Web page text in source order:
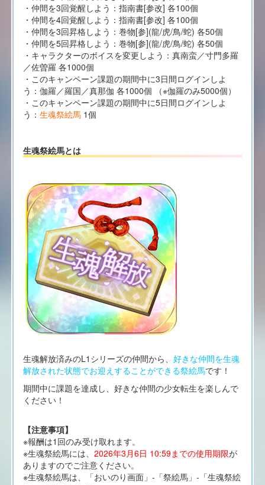
・仲間を3回覚醒しよう：指南書[参改] 各100個
・仲間を4回覚醒しよう：指南書[参改] 各100個
・仲間を3回昇格しよう：巻物[参](龍/虎/鳥/蛇) 各50個
・仲間を5回昇格しよう：巻物[参](龍/虎/鳥/蛇) 各50個
・キャラクターのボイスを変更しよう：真南蛮／寸門多羅
／佐曽羅 各1000個
・このキャンペーン課題の期間中に3日間ログインしよ
う：伽羅／羅国／真那伽 各1000個 （※伽羅のみ5000個）
・このキャンペーン課題の期間中に5日間ログインしよ
う： 生魂祭絵馬1個
生魂祭絵馬とは
生魂解放済みのL1シリーズの仲間から、 好きな仲間を生魂
解放された状態でお迎えすることができる祭絵馬です！
期間中に課題を達成し、好きな仲間の少女転生を楽しんで
ください！
【注意事項】
※報酬は1回のみ受け取れます。
※生魂祭絵馬には、 2026年3月6日 10:59までの使用期限が
ありますのでご注意ください。
※生魂祭絵馬は、「おいのり画面」-「祭絵馬」-「生魂祭絵